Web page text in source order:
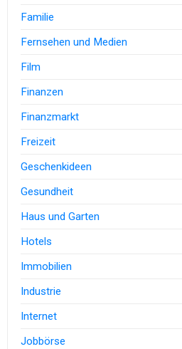
Familie
Fernsehen und Medien
Film
Finanzen
Finanzmarkt
Freizeit
Geschenkideen
Gesundheit
Haus und Garten
Hotels
Immobilien
Industrie
Internet
Jobbörse